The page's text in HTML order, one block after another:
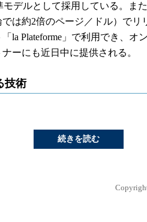
デルとして採用している。また
は約2倍のページ／ドル）でリ
la Plateforme」で利用でき、オ
ーにも近日中に提供される。
技術
続きを読む